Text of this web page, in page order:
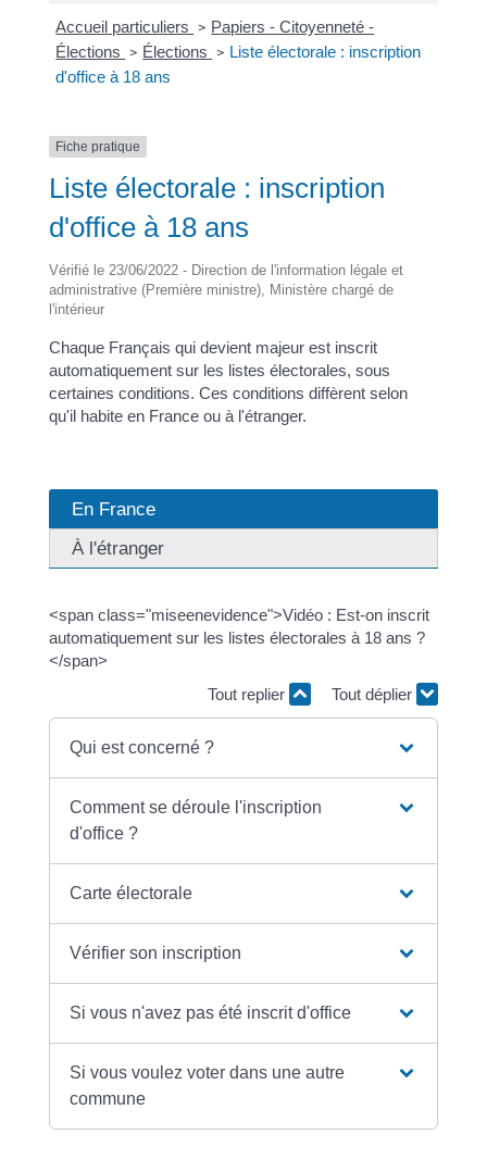
Accueil particuliers > Papiers - Citoyenneté -
Élections
> Élections > Liste électorale : inscription
d'office à 18 ans
Fiche pratique
Liste électorale : inscription
d'office à 18 ans
Vérifié le 23/06/2022 - Direction de l'information légale et
administrative (Première ministre), Ministère chargé de
l'intérieur
Chaque Français qui devient majeur est inscrit
automatiquement sur les listes électorales, sous
certaines conditions. Ces conditions diffèrent selon
qu'il habite en France ou à l'étranger.
En France
À l'étranger
<span class="miseenevidence">Vidéo : Est-on inscrit
automatiquement sur les listes électorales à 18 ans ?
</span>
Tout replier
Tout déplier
Qui est concerné ?
Comment se déroule l'inscription
d'office ?
Carte électorale
Vérifier son inscription
Si vous n'avez pas été inscrit d'office
Si vous voulez voter dans une autre
commune